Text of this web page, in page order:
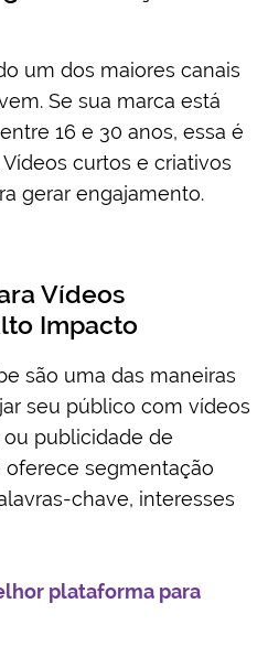
um dos maiores canais
Se sua marca está
16 e 30 anos, essa é
curtos e criativos
gerar engajamento.
Vídeos
Impacto
são uma das maneiras
seu público com vídeos
publicidade de
oferece segmentação
chave, interesses
plataforma para